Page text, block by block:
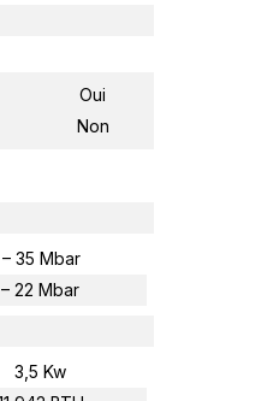
Oui
Non
35 Mbar
22 Mbar
3,5 Kw